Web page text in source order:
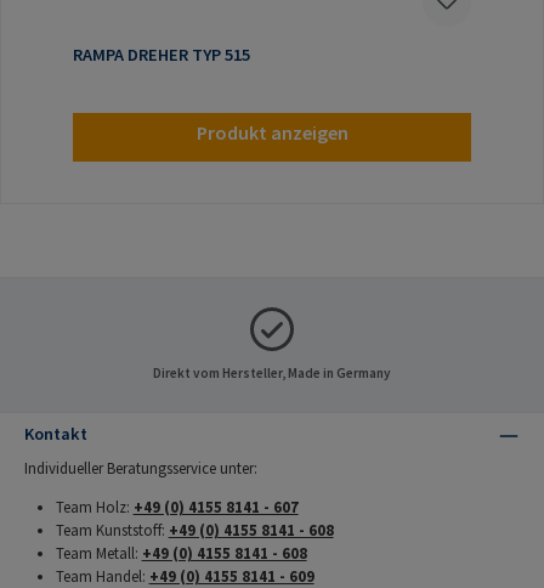
RAMPA DREHER TYP 515
Produkt anzeigen
Direkt vom Hersteller, Made in Germany
Kontakt
Individueller Beratungsservice unter:
Team Holz: +49 (0) 4155 8141 - 607
Team Kunststoff: +49 (0) 4155 8141 - 608
Team Metall: +49 (0) 4155 8141 - 608
Team Handel: +49 (0) 4155 8141 - 609